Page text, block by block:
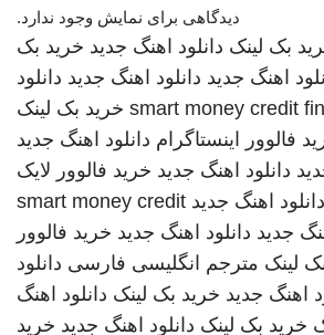
دیدگاهی برای نمایش وجود ندارد.
بک لینک دانلود اهنگ جدید خرید بک
اهنگ جدید دانلود اهنگ جدید دانلود
smart money credit خرید بک لینک
فالوور اینستاگرام دانلود اهنگ جدید
دانلود اهنگ جدید خرید فالوور لایک
دانلود اهنگ جدید smart money credit
جدید دانلود اهنگ جدید خرید فالوور
لینک مترجم انگلیسی فارسی دانلود
اهنگ جدید خرید بک لینک دانلود اهنگ
خرید بک لینک دانلود اهنگ جدید خرید